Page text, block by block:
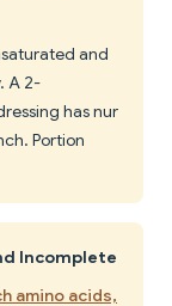
and
A 2-
has nur
Portion
Incomplete
amino acids,